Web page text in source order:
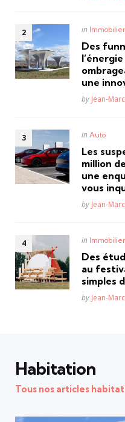
Posted
in
in Immobilier
Des
une
Posted
by Jean-
Posted
in
in Auto
Les
million
une
vous
Posted
by Jean-
Posted
in
in Immobilier
Des
au
simples
Posted
by Jean-
Habitation
Tous nos articles